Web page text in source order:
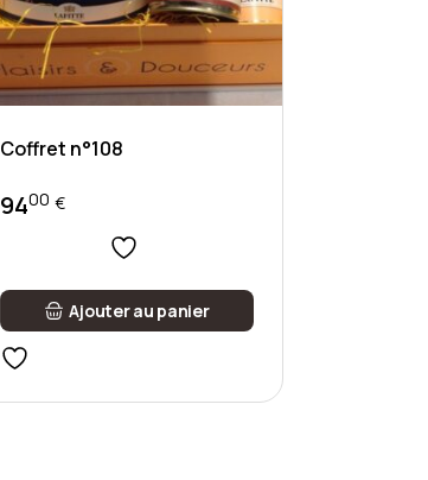
Coffret n°108
9400 €
Ajouter au panier